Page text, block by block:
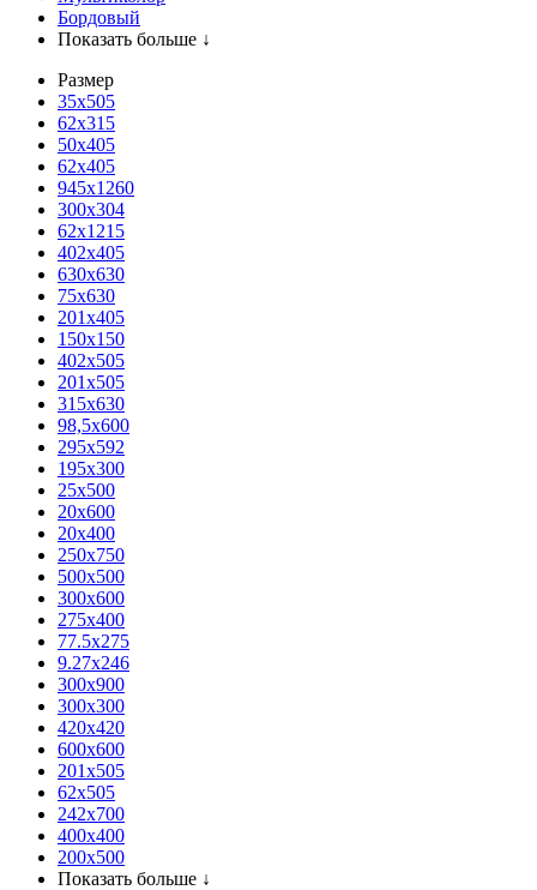
Бордовый
Показать больше ↓
Размер
35х505
62x315
50x405
62х405
945x1260
300x304
62x1215
402x405
630x630
75x630
201x405
150x150
402x505
201x505
315x630
98,5х600
295x592
195х300
25x500
20х600
20х400
250x750
500x500
300x600
275x400
77.5х275
9.27x246
300x900
300x300
420х420
600х600
201х505
62х505
242х700
400х400
200х500
Показать больше ↓